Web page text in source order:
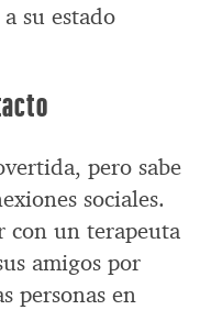
su estado
pero sabe
sociales.
con un terapeuta
amigos por
personas en